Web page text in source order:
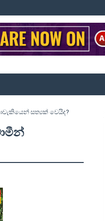
සත්‍යක් වෙයිද?